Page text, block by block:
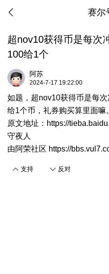
赛尔
超nov10获得币是每次
100给1个
阿苏
2024-7-17 19:22:00
如题，超nov10获得币是每
给1个币，礼券购买算里面嘛
原文地址： https://
守夜人
由阿荣社区 https://
支持 反对